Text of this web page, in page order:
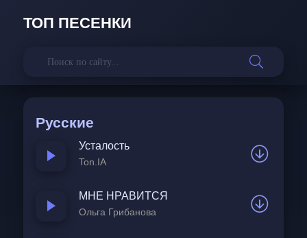
ТОП ПЕСЕНКИ
Русские
Усталость
Ton.IA
МНЕ НРАВИТСЯ
Ольга Грибанова